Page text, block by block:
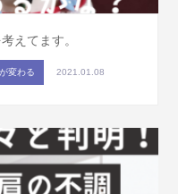
えてます。
変わる 2021.01.08